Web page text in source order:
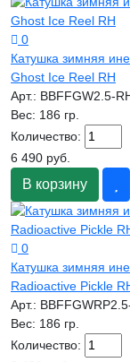
0
Катушка зимняя
Ghost Ice Reel RH
Арт.: BBFFGW2.5-
Вес: 186 гр.
Количество:
6 490 руб.
В корзину
0
Катушка зимняя
Radioactive Pickle
Арт.:
Вес: 186 гр.
Количество: